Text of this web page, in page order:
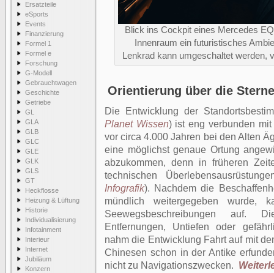
Ersatzteile
eSports
Events
Finanzierung
Formel 1
Formel e
Forschung
G-Modell
Gebrauchtwagen
Geschichte
Getriebe
GL
GLA
GLB
GLC
GLE
GLK
GLS
GT
Heckflosse
Heizung & Lüftung
Historie
Individualisierung
Infotainment
Interieur
Internet
Jubiläum
Konzern
Blick ins Cockpit eines Mercedes
Innenraum ein futuristisches
Lenkrad kann umgeschaltet werden,
Orientierung über die Sterne
Die Entwicklung der
Planet Wissen) ist eng verbunden
vor circa 4.000 Jahren bei den Alten
eine möglichst genaue Ortung
abzukommen, denn in früheren
technischen
Infografik). Nachdem die
mündlich weitergegeben wurde,
Seewegsbeschreibungen auf.
Entfernungen, Untiefen oder
nahm die Entwicklung Fahrt auf mit
Chinesen schon in der Antike
nicht zu Navigationszwecken.